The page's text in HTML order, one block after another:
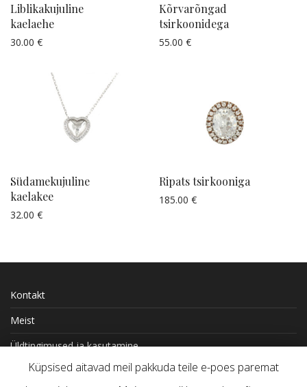
Liblikakujuline
kaelaehe
30.00 €
Küsi pakkumist
Kõrvarõngad
tsirkoonidega
55.00 €
Küsi pakkumist
Südamekujuline
kaelakee
32.00 €
Küsi pakkumist
Ripats tsirkooniga
185.00 €
Küsi pakkumist
Kontakt
Meist
Üldtingimused ja kasutamine
Kohaletoimetamine ja tasumine
Küpsised aitavad meil pakkuda teile e-poes paremat